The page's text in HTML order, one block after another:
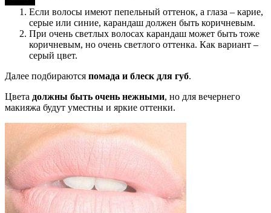
Если волосы имеют пепельный оттенок, а глаза – карие,
серые или синие, карандаш должен быть коричневым.
При очень светлых волосах карандаш может быть тоже
коричневым, но очень светлого оттенка. Как вариант –
серый цвет.
Далее подбираются помада и блеск для губ.
Цвета должны быть очень нежными, но для вечернего
макияжа будут уместны и яркие оттенки.